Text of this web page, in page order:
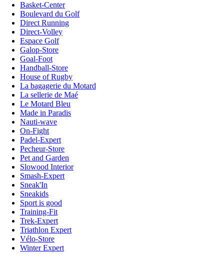
Basket-Center
Boulevard du Golf
Direct Running
Direct-Volley
Espace Golf
Galop-Store
Goal-Foot
Handball-Store
House of Rugby
La bagagerie du Motard
La sellerie de Maé
Le Motard Bleu
Made in Paradis
Nauti-wave
On-Fight
Padel-Expert
Pecheur-Store
Pet and Garden
Slowood Interior
Smash-Expert
Sneak'In
Sneakids
Sport is good
Training-Fit
Trek-Expert
Triathlon Expert
Vélo-Store
Winter Expert